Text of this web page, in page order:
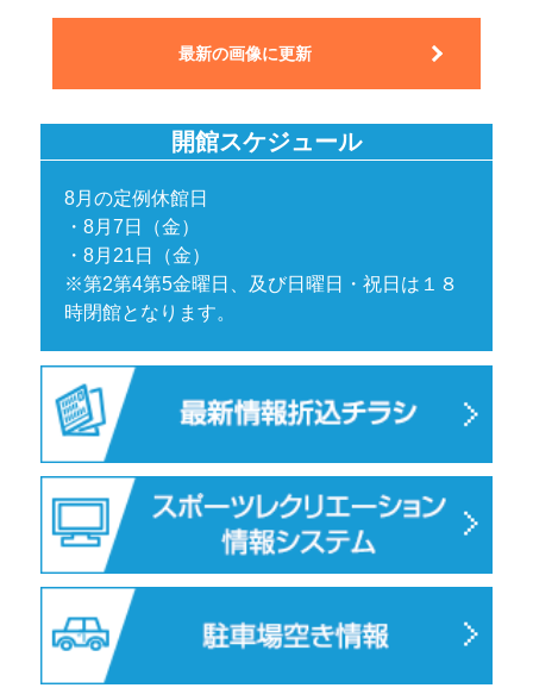
最新の画像に更新
開館スケジュール
8月の定例休館日
・8月7日（金）
・8月21日（金）
※第2第4第5金曜日、及び日曜日・祝日は１８
時閉館となります。